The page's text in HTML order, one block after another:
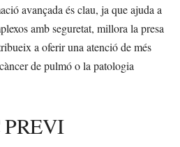
avançada és clau, ja que ajuda a
amb seguretat, millora la presa
a oferir una atenció de més
de pulmó o la patologia